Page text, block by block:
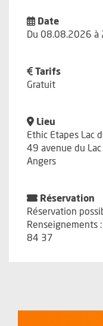
Date
Du 08.08.2026
Tarifs
Gratuit
Lieu
Ethic Etapes Lac
49 avenue du
Angers
Réservation
Réservation
84 37